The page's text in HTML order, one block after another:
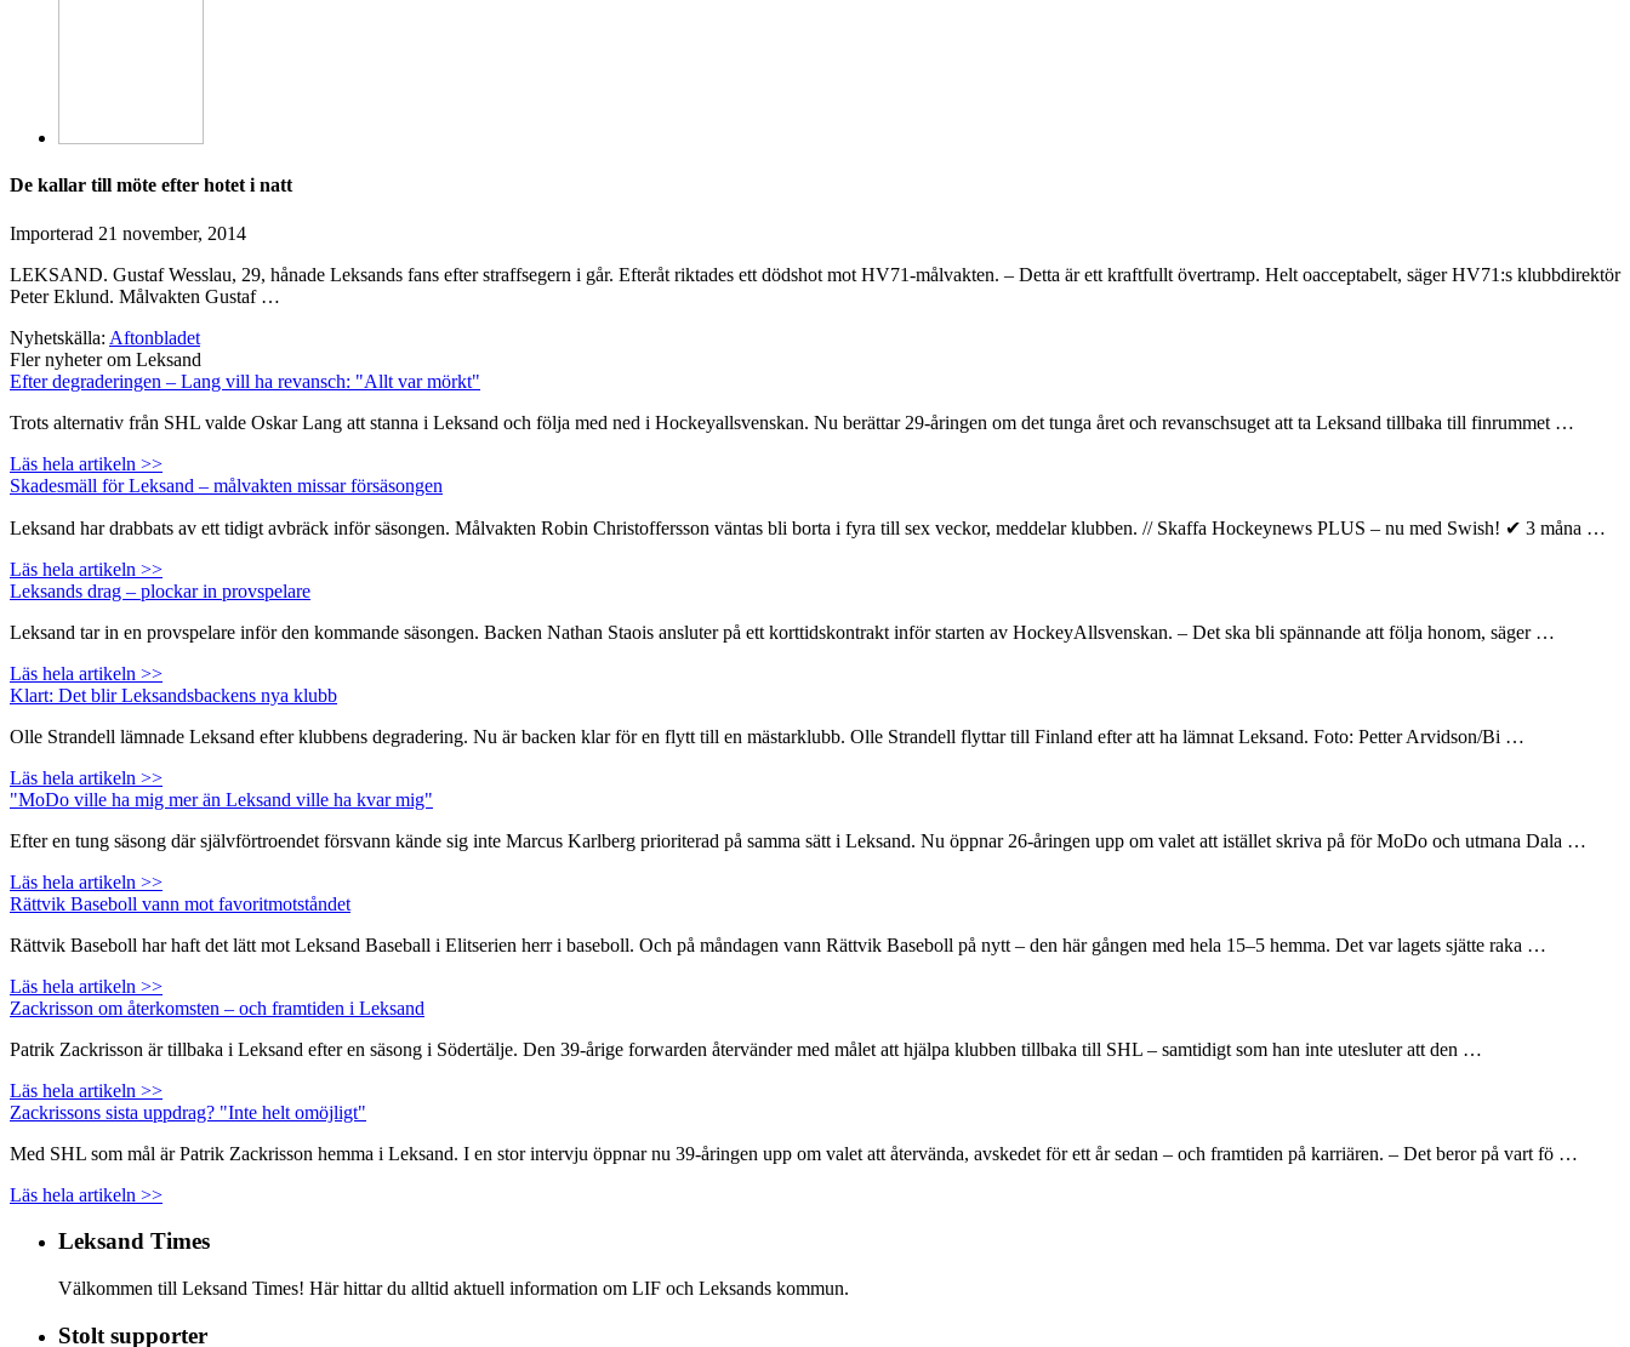
De kallar till möte efter hotet i natt
Importerad 21 november, 2014
LEKSAND. Gustaf Wesslau, 29, hånade Leksands fans efter straffsegern i går. Efteråt riktades ett dödshot mot HV71-målvakten. – Detta är ett kraftfullt övertramp. Helt oacceptabelt, säger HV71:s klubbdirektör
Peter Eklund. Målvakten Gustaf …
Nyhetskälla: Aftonbladet
Fler nyheter om Leksand
Efter degraderingen – Lang vill ha revansch: "Allt var mörkt"
Trots alternativ från SHL valde Oskar Lang att stanna i Leksand och följa med ned i Hockeyallsvenskan. Nu berättar 29-åringen om det tunga året och revanschsuget att ta Leksand tillbaka till finrummet …
Läs hela artikeln >>
Skadesmäll för Leksand – målvakten missar försäsongen
Leksand har drabbats av ett tidigt avbräck inför säsongen. Målvakten Robin Christoffersson väntas bli borta i fyra till sex veckor, meddelar klubben. // Skaffa Hockeynews PLUS – nu med Swish! ✔ 3 måna …
Läs hela artikeln >>
Leksands drag – plockar in provspelare
Leksand tar in en provspelare inför den kommande säsongen. Backen Nathan Staois ansluter på ett korttidskontrakt inför starten av HockeyAllsvenskan. – Det ska bli spännande att följa honom, säger …
Läs hela artikeln >>
Klart: Det blir Leksandsbackens nya klubb
Olle Strandell lämnade Leksand efter klubbens degradering. Nu är backen klar för en flytt till en mästarklubb. Olle Strandell flyttar till Finland efter att ha lämnat Leksand. Foto: Petter Arvidson/Bi …
Läs hela artikeln >>
"MoDo ville ha mig mer än Leksand ville ha kvar mig"
Efter en tung säsong där självförtroendet försvann kände sig inte Marcus Karlberg prioriterad på samma sätt i Leksand. Nu öppnar 26-åringen upp om valet att istället skriva på för MoDo och utmana Dala …
Läs hela artikeln >>
Rättvik Baseboll vann mot favoritmotståndet
Rättvik Baseboll har haft det lätt mot Leksand Baseball i Elitserien herr i baseboll. Och på måndagen vann Rättvik Baseboll på nytt – den här gången med hela 15–5 hemma. Det var lagets sjätte raka …
Läs hela artikeln >>
Zackrisson om återkomsten – och framtiden i Leksand
Patrik Zackrisson är tillbaka i Leksand efter en säsong i Södertälje. Den 39-årige forwarden återvänder med målet att hjälpa klubben tillbaka till SHL – samtidigt som han inte utesluter att den …
Läs hela artikeln >>
Zackrissons sista uppdrag? "Inte helt omöjligt"
Med SHL som mål är Patrik Zackrisson hemma i Leksand. I en stor intervju öppnar nu 39-åringen upp om valet att återvända, avskedet för ett år sedan – och framtiden på karriären. – Det beror på vart fö …
Läs hela artikeln >>
Leksand Times
Välkommen till Leksand Times! Här hittar du alltid aktuell information om LIF och Leksands kommun.
Stolt supporter